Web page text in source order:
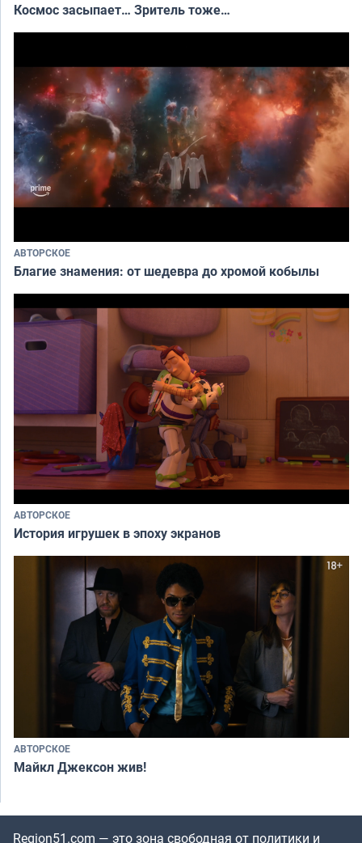
Космос засыпает… Зритель тоже…
АВТОРСКОЕ
Благие знамения: от шедевра до хромой кобылы
АВТОРСКОЕ
История игрушек в эпоху экранов
АВТОРСКОЕ
Майкл Джексон жив!
Region51.com — это зона свободная от политики и